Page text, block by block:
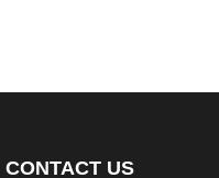
CONTACT US